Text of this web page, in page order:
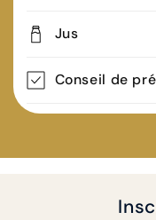
Jus
Conseil de